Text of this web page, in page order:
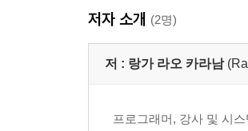
__스프링 코어 컨테이너
__크로스 컷팅
__웹 - 스프링 MVC
__스프링 프로젝트
저자 소개 (2명)
저 : 랑가 라오 카라남
프로그래머, 강사 및 시